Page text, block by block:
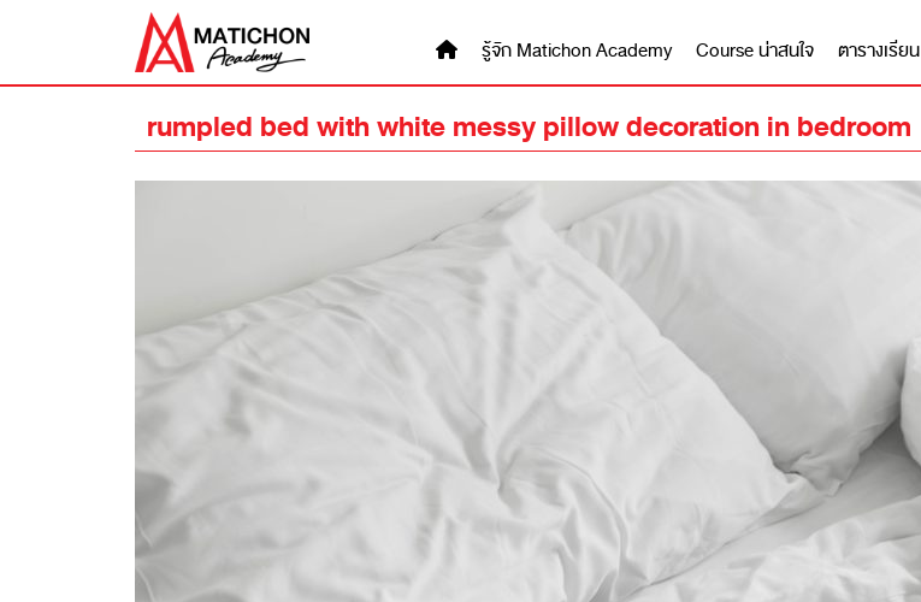
รู้จัก Matichon Academy Course น่าสนใจ ตารางเรียน
rumpled bed with white messy pillow decoration in bedroom